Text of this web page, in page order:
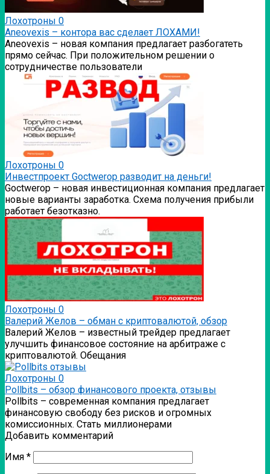
Лохотроны 0
Аneovexis – контора вас сделает ЛОХАМИ!
Аneovexis – новая компания предлагает разбогатеть
прямо сейчас. При положительном решении о
сотрудничестве пользователи
Лохотроны 0
Инвестпроект Goctwerop разводит на деньги!
Goctwerop – новая инвестиционная компания предлагает
новые варианты заработка. Схема получения прибыли
работает безотказно.
Лохотроны 0
Валерий Желов – обман с криптовалютой, обзор
Валерий Желов – известный трейдер предлагает
улучшить финансовое состояние на арбитраже с
криптовалютой. Обещания
Лохотроны 0
Pollbits – обзор финансового проекта, отзывы
Pollbits – современная компания предлагает
финансовую свободу без рисков и огромных
комиссионных. Стать миллионерами
Добавить комментарий
Имя *